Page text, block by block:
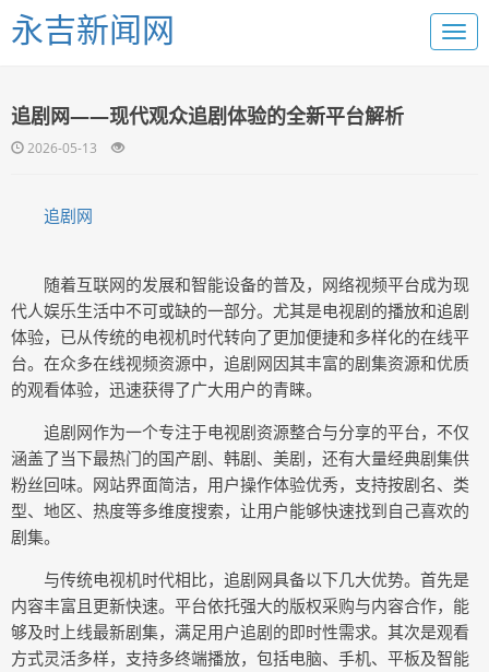
永吉新闻网
追剧网——现代观众追剧体验的全新平台解析
2026-05-13
追剧网
随着互联网的发展和智能设备的普及，网络视频平台成为现
代人娱乐生活中不可或缺的一部分。尤其是电视剧的播放和追剧
体验，已从传统的电视机时代转向了更加便捷和多样化的在线平
台。在众多在线视频资源中，追剧网因其丰富的剧集资源和优质
的观看体验，迅速获得了广大用户的青睐。
追剧网作为一个专注于电视剧资源整合与分享的平台，不仅
涵盖了当下最热门的国产剧、韩剧、美剧，还有大量经典剧集供
粉丝回味。网站界面简洁，用户操作体验优秀，支持按剧名、类
型、地区、热度等多维度搜索，让用户能够快速找到自己喜欢的
剧集。
与传统电视机时代相比，追剧网具备以下几大优势。首先是
内容丰富且更新快速。平台依托强大的版权采购与内容合作，能
够及时上线最新剧集，满足用户追剧的即时性需求。其次是观看
方式灵活多样，支持多终端播放，包括电脑、手机、平板及智能